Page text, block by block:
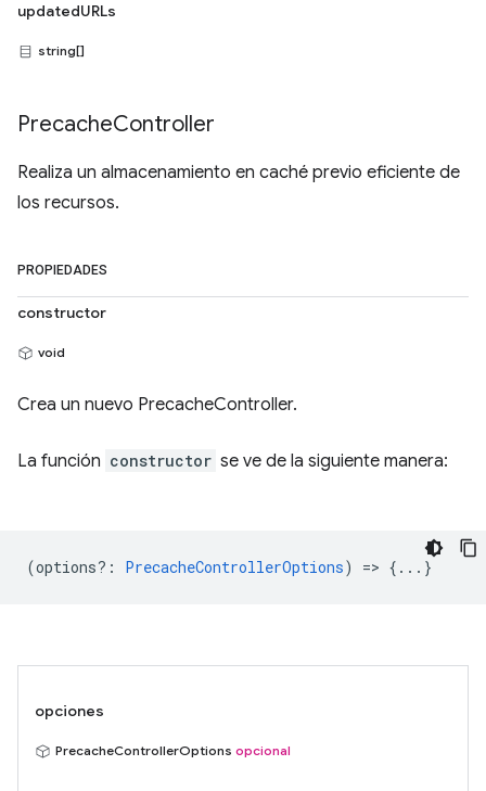
updatedURLs
string[]
PrecacheController
Realiza un almacenamiento en caché previo eficiente de
los recursos.
PROPIEDADES
constructor
void
Crea un nuevo PrecacheController.
La función constructor se ve de la siguiente manera:
(options? : PrecacheControllerOptions) => {...}
opciones
PrecacheControllerOptions opcional